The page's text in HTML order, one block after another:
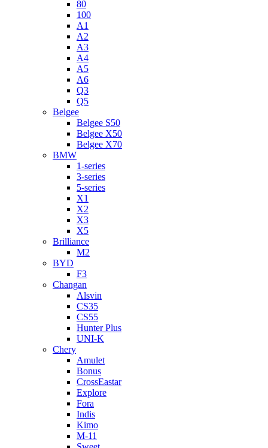
80
100
A1
A2
A3
A4
A5
A6
Q3
Q5
Belgee
Belgee S50
Belgee X50
Belgee X70
BMW
1-series
3-series
5-series
X1
X2
X3
X5
Brilliance
M2
BYD
F3
Changan
Alsvin
CS35
CS55
Hunter Plus
UNI-K
Chery
Amulet
Bonus
CrossEastar
Explore
Fora
Indis
Kimo
M-11